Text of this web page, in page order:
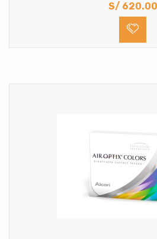
S/ 620.00